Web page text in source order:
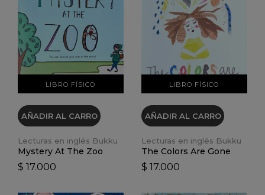
LIBRO FÍSICO
VER DETALLES
AÑADIR AL CARRO
Lecturas en inglés Bukku
Mystery At The Zoo
$ 17.000
LIBRO FÍSICO
VER DETALLES
AÑADIR AL CARRO
Lecturas en inglés Bukku
The Colors Are Gone
$ 17.000